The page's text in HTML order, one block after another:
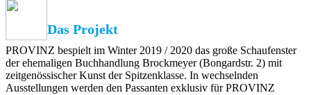
Das Projekt
PROVINZ bespielt im Winter 2019 / 2020 das große Schaufenster
der ehemaligen Buchhandlung Brockmeyer (Bongardstr. 2) mit
zeitgenössischer Kunst der Spitzenklasse. In wechselnden
Ausstellungen werden den Passanten exklusiv für PROVINZ